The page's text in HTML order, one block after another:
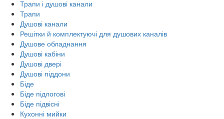
Трапи і душові канали
Трапи
Душові канали
Решітки й комплектуючі для душових каналів
Душове обладнання
Душові кабіни
Душові двері
Душові піддони
Біде
Біде підлогові
Біде підвісні
Кухонні мийки